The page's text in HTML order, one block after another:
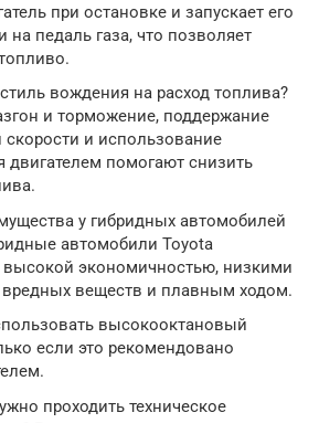
при остановке и запускает его
на педаль газа, что позволяет
вождения на расход топлива?
и торможение, поддержание
скорости и использование
двигателем помогают снизить
у гибридных автомобилей
автомобили Toyota
высокой экономичностью, низкими
веществ и плавным ходом.
высокооктановый
если это рекомендовано
проходить техническое